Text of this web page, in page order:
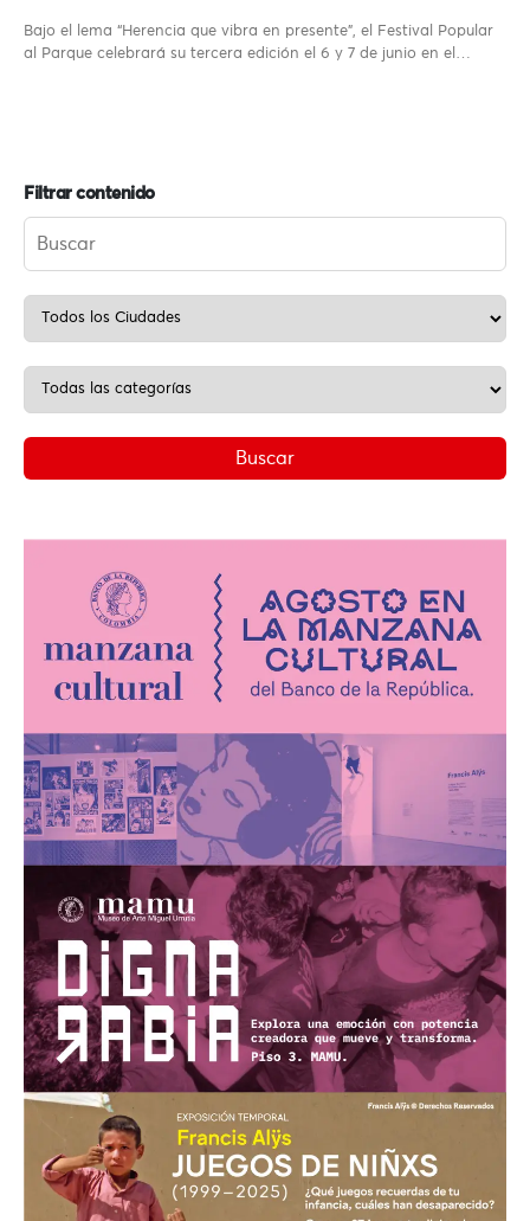
Bajo el lema “Herencia que vibra en presente”, el Festival Popular
al Parque celebrará su tercera edición el 6 y 7 de junio en el…
Filtrar contenido